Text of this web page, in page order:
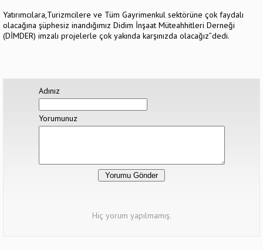
Yatırımcılara,Turizmcilere ve Tüm Gayrimenkul sektörüne çok faydalı
olacağına şüphesiz inandığımız Didim İnşaat Müteahhitleri Derneği
(DİMDER) imzalı projelerle çok yakında karşınızda olacağız”dedi.
Adınız
Yorumunuz
Hiç yorum yapılmamış.